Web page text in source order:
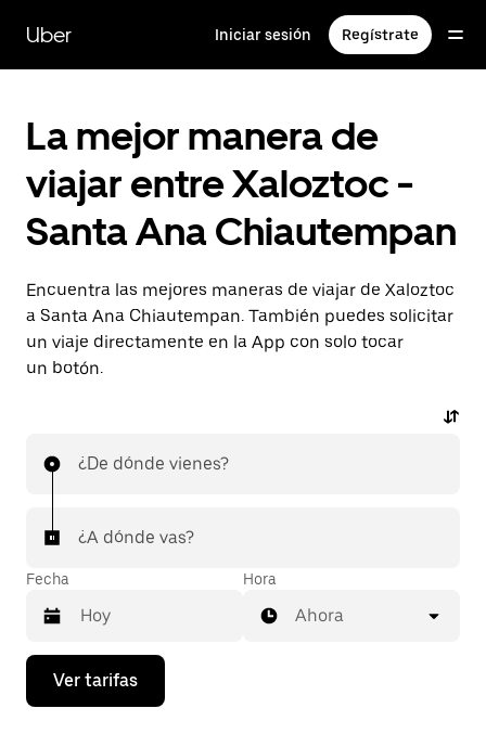
contenido
principal
Uber Iniciar sesión Regístrate
La mejor manera de
viajar entre Xaloztoc -
Santa Ana Chiautempan
Encuentra las mejores maneras de viajar de Xaloztoc
a Santa Ana Chiautempan. También puedes solicitar
un viaje directamente en la App con solo tocar
un botón.
¿De dónde vienes?
¿A dónde vas?
Fecha
Presiona
flecha
Hora
Ahora
Ver tarifas